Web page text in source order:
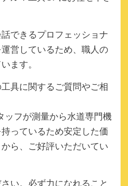
できるプロフェッショナ
営しているため、職人の
ます。
具に関するご質問やご相
ッフが測量から水道専門機
っているため安定した価
ら、ご好評いただいてい
い。必ず力になれること